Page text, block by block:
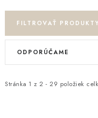
Podmienky ochrany
Formulár na odstúpenie od
Newsletter - Ochrana
FILTROVAŤ PRODUKTY
V
i
Stránka 1 z 2 - 29 položiek
R
e
ODPORÚČAME